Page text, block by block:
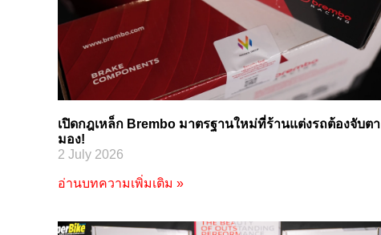
เปิดกฎเหล็ก Brembo มาตรฐานใหม่ที่ร้านแต่งรถต้องจับตา
มอง!
2 July 2026
อ่านบทความเพิ่มเติม »